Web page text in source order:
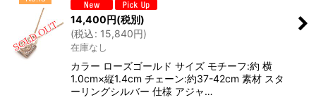
14,400円(税別)
(税込: 15,840円)
在庫なし
カラー ローズゴールド サイズ モチーフ:約 横
1.0cm×縦1.4cm チェーン:約37-42cm 素材 スタ
ーリングシルバー 仕様 アジャ…